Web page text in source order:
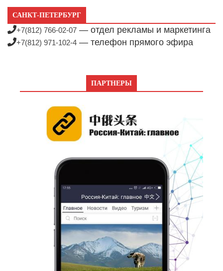
САНКТ-ПЕТЕРБУРГ
+7(812) 766-02-07 — отдел рекламы и маркетинга
+7(812) 971-102-4 — телефон прямого эфира
ПАРТНЕРЫ